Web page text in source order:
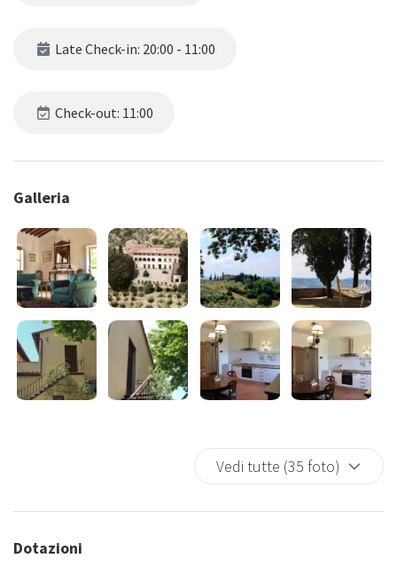
Late Check-in: 20:00 - 11:00
Check-out: 11:00
Galleria
Vedi tutte (35 foto)
Dotazioni